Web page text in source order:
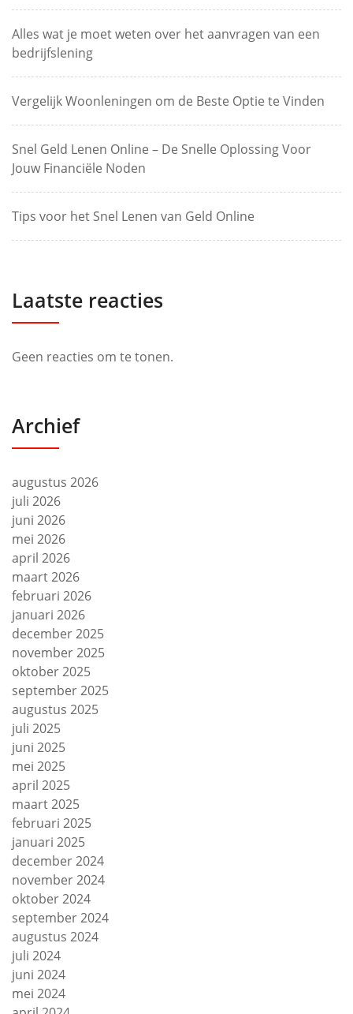
Alles wat je moet weten over het aanvragen van een
bedrijfslening
Vergelijk Woonleningen om de Beste Optie te Vinden
Snel Geld Lenen Online – De Snelle Oplossing Voor
Jouw Financiële Noden
Tips voor het Snel Lenen van Geld Online
Laatste reacties
Geen reacties om te tonen.
Archief
augustus 2026
juli 2026
juni 2026
mei 2026
april 2026
maart 2026
februari 2026
januari 2026
december 2025
november 2025
oktober 2025
september 2025
augustus 2025
juli 2025
juni 2025
mei 2025
april 2025
maart 2025
februari 2025
januari 2025
december 2024
november 2024
oktober 2024
september 2024
augustus 2024
juli 2024
juni 2024
mei 2024